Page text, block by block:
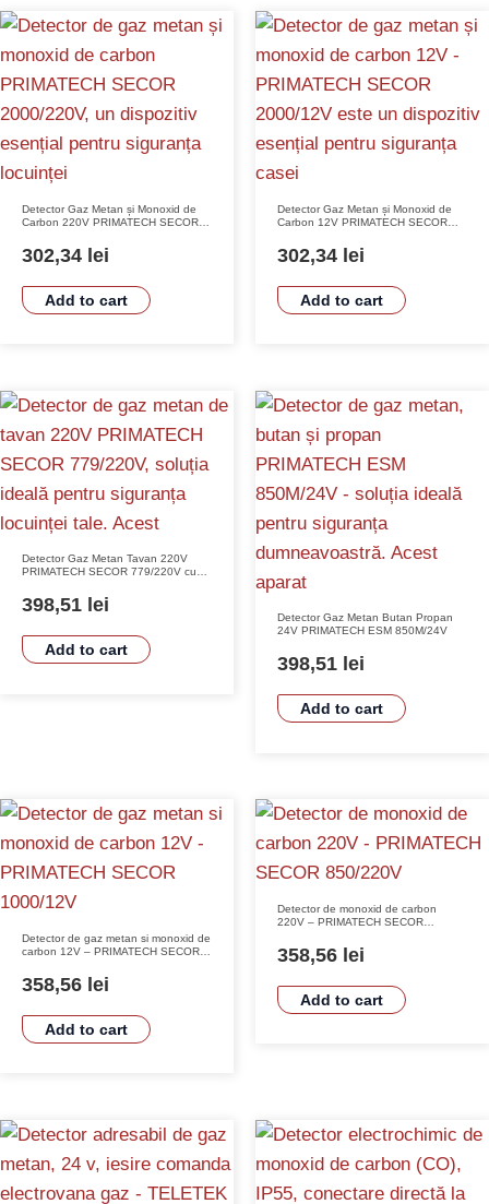
Detector Gaz Metan și Monoxid de
Carbon 220V PRIMATECH SECOR
Alarma Sonoră 85 dB
302,34 lei
Add to cart
Detector Gaz Metan și Monoxid de
Carbon 12V PRIMATECH SECOR
Sirena 85 dB Alarma Vizuală
302,34 lei
Add to cart
Detector Gaz Metan Tavan 220V
PRIMATECH SECOR 779/220V cu
Piezo
398,51 lei
Add to cart
Detector Gaz Metan Butan Propan
24V PRIMATECH ESM 850M/24V
398,51 lei
Add to cart
Detector de gaz metan si monoxid de
carbon 12V – PRIMATECH SECOR
358,56 lei
Add to cart
Detector de monoxid de carbon
220V – PRIMATECH SECOR
358,56 lei
Add to cart